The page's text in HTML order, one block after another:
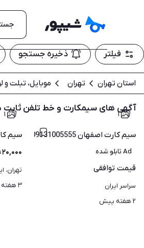
فیلتر ذخیره جستجو
استان تهران تهران موبایل، تبلت و
آگهی های سیمکارت و خط تلفن ثابت
۱
سیم کارت اصفهان 09131005555
Ad تابلو شده
قیمت توافقی
سراسر ایران
۲ هفته پیش
۱
سیم کارت
۲۰,۰۰۰
تهران،
۳ هفته پیش